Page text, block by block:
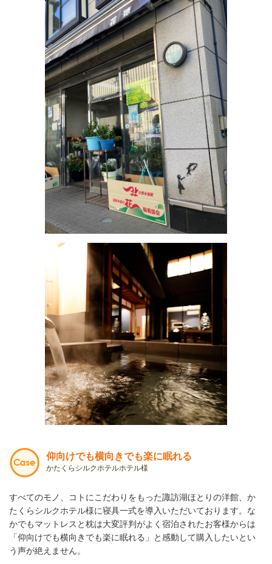
仰向けでも横向きでも楽に眠れる
かたくらシルクホテルホテル様
すべてのモノ、コトにこだわりをもった諏訪湖ほとりの洋館、か
たくらシルクホテル様に寝具一式を導入いただいております。な
かでもマットレスと枕は大変評判がよく宿泊されたお客様からは
「仰向けでも横向きでも楽に眠れる」と感動して購入したいとい
う声が絶えません。